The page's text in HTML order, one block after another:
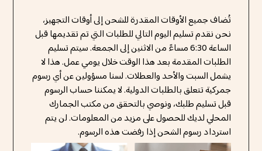
تُضاف جميع الأوقات المقدرة للشحن إلى أوقات التجهيز،
نحن نقدم تسليم اليوم التالي للطلبات التي تم تقديمها قبل
الساعة 6:30 مساءً من الاثنين إلى الجمعة. سيتم تسليم
الطلبات المقدمة بعد هذا الوقت خلال يومي عمل. هذا لا
يشمل السبت والأحد والعطلات. لسنا مسؤولين عن أي رسوم
جمركية تتعلق بالطلبات الدولية. لا يمكننا حساب الرسوم
قبل تسليم طلبك، ونوصي بالتحقق من مكتب الجمارك
المحلي لديك للحصول على مزيد من المعلومات. لن يتم
استرداد رسوم الشحن إذا رفضت هذه الرسوم.